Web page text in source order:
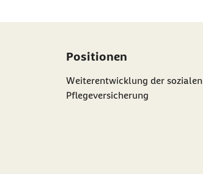
Positionen
Weiterentwicklung der sozialen
Pflegeversicherung